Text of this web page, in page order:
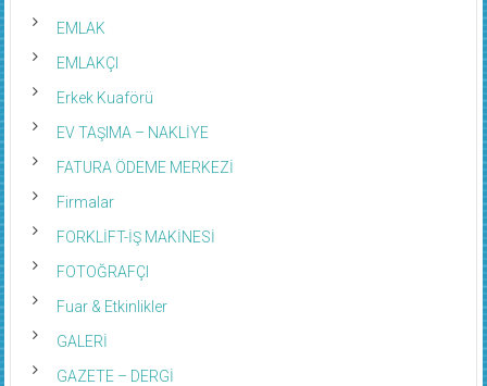
EMLAK
EMLAKÇI
Erkek Kuaförü
EV TAŞIMA – NAKLİYE
FATURA ÖDEME MERKEZİ
Firmalar
FORKLİFT-İŞ MAKİNESİ
FOTOĞRAFÇI
Fuar & Etkinlikler
GALERİ
GAZETE – DERGİ